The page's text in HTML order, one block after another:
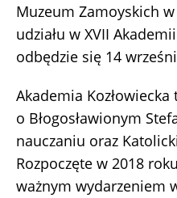
Muzeum Zamoyskich
udziału w XVII
odbędzie się 14
Akademia
o Błogosławionym
nauczaniu oraz
Rozpoczęte w 2018
ważnym wydarzeniem